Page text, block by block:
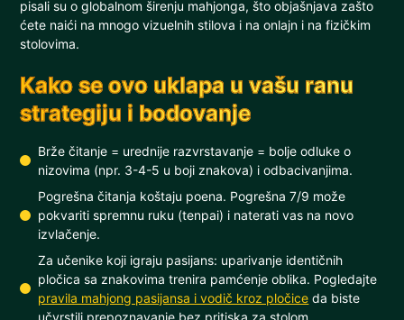
pisali su o globalnom širenju mahjonga, što objašnjava zašto
ćete naići na mnogo vizuelnih stilova i na onlajn i na fizičkim
stolovima.
Kako se ovo uklapa u vašu ranu
strategiju i bodovanje
Brže čitanje = urednije razvrstavanje = bolje odluke o
nizovima (npr. 3-4-5 u boji znakova) i odbacivanjima.
Pogrešna čitanja koštaju poena. Pogrešna 7/9 može
pokvariti spremnu ruku (tenpai) i naterati vas na novo
izvlačenje.
Za učenike koji igraju pasijans: uparivanje identičnih
pločica sa znakovima trenira pamćenje oblika. Pogledajte
pravila mahjong pasijansa i vodič kroz pločice da biste
učvrstili prepoznavanje bez pritiska za stolom.